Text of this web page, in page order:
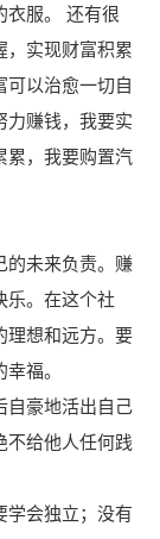
衣服。 还有很
，实现财富积累
以治愈一切自
力赚钱，我要实
累，我要购置汽
的未来负责。赚
乐。在这个社
理想和远方。要
福。
自豪地活出自己
不给他人任何践
学会独立；没有